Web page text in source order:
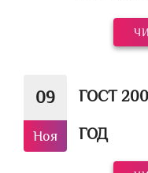
09
Ноя
ГОСТ
ГОД